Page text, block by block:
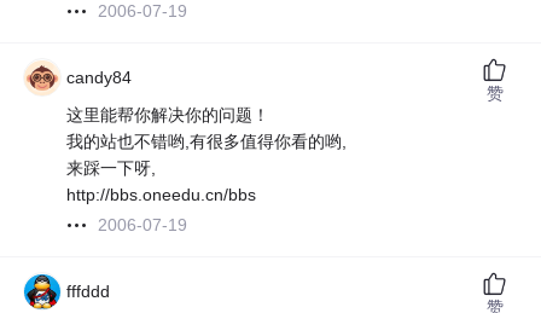
2006-07-19
candy84
这里能帮你解决你的问题！
我的站也不错哟,有很多值得你看的哟,
来踩一下呀,
http://bbs.oneedu.cn/bbs
2006-07-19
赞
fffddd
赞